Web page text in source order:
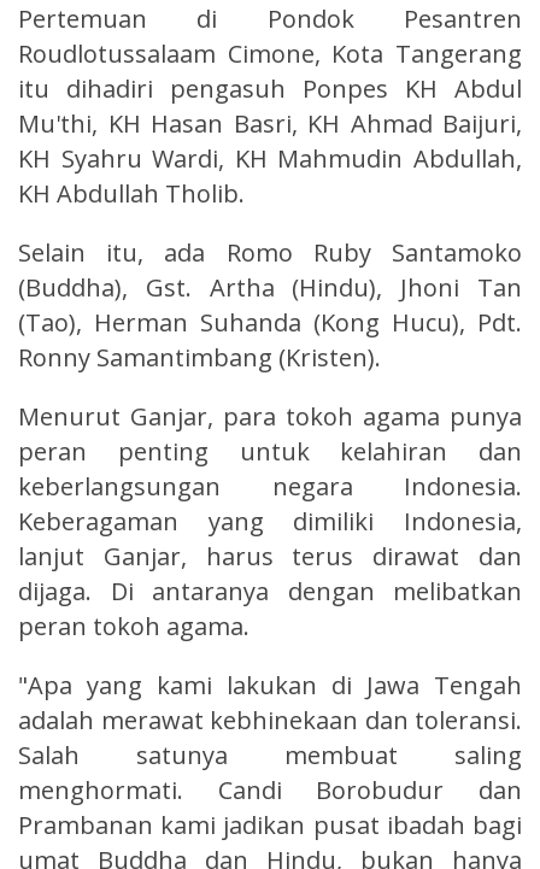
Pertemuan di Pondok Pesantren
Roudlotussalaam Cimone, Kota Tangerang
itu dihadiri pengasuh Ponpes KH Abdul
Mu'thi, KH Hasan Basri, KH Ahmad Baijuri,
KH Syahru Wardi, KH Mahmudin Abdullah,
KH Abdullah Tholib.
Selain itu, ada Romo Ruby Santamoko
(Buddha), Gst. Artha (Hindu), Jhoni Tan
(Tao), Herman Suhanda (Kong Hucu), Pdt.
Ronny Samantimbang (Kristen).
Menurut Ganjar, para tokoh agama punya
peran penting untuk kelahiran dan
keberlangsungan negara Indonesia.
Keberagaman yang dimiliki Indonesia,
lanjut Ganjar, harus terus dirawat dan
dijaga. Di antaranya dengan melibatkan
peran tokoh agama.
"Apa yang kami lakukan di Jawa Tengah
adalah merawat kebhinekaan dan toleransi.
Salah satunya membuat saling
menghormati. Candi Borobudur dan
Prambanan kami jadikan pusat ibadah bagi
umat Buddha dan Hindu, bukan hanya